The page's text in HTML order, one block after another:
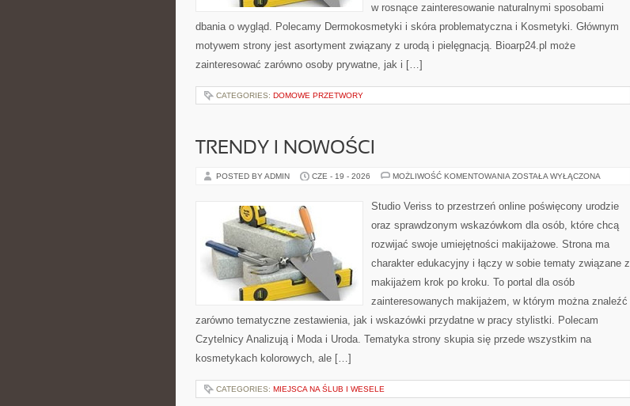
w rosnące zainteresowanie naturalnymi sposobami
dbania o wygląd. Polecamy Dermokosmetyki i skóra problematyczna i Kosmetyki. Głównym
motywem strony jest asortyment związany z urodą i pielęgnacją. Bioarp24.pl może
zainteresować zarówno osoby prywatne, jak i […]
CATEGORIES: DOMOWE PRZETWORY
TRENDY I NOWOŚCI
POSTED BY ADMIN CZE - 19 - 2026 MOŻLIWOŚĆ KOMENTOWANIA TRENDY
ZOSTAŁA WYŁĄCZONA
Studio Veriss to przestrzeń online poświęcony urodzie
oraz sprawdzonym wskazówkom dla osób, które chcą
rozwijać swoje umiejętności makijażowe. Strona ma
charakter edukacyjny i łączy w sobie tematy związane z
makijażem krok po kroku. To portal dla osób
zainteresowanych makijażem, w którym można znaleźć
zarówno tematyczne zestawienia, jak i wskazówki przydatne w pracy stylistki. Polecam
Czytelnicy Analizują i Moda i Uroda. Tematyka strony skupia się przede wszystkim na
kosmetykach kolorowych, ale […]
CATEGORIES: MIEJSCA NA ŚLUB I WESELE